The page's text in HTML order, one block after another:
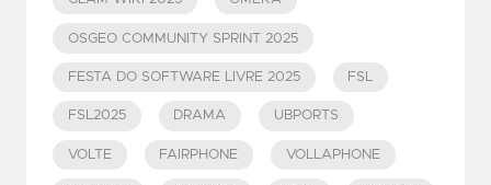
OSGEO COMMUNITY SPRINT 2025
FESTA DO SOFTWARE LIVRE 2025 FSL
FSL2025 DRAMA UBPORTS
VOLTE FAIRPHONE VOLLAPHONE